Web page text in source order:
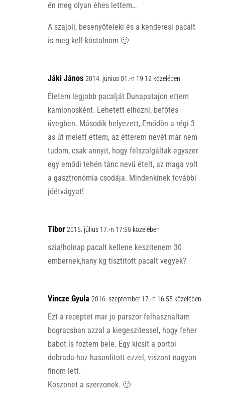
én meg olyan éhes lettem…
A szajoli, besenyőteleki és a kenderesi pacalt
is meg kell kóstolnom 🙂
Jáki János 2014. június 01.-n 19:12 közelében
Életem legjobb pacalját Dunapatajon ettem
kamionosként. Lehetett elhozni, befőtes
üvegben. Második helyezett, Emődön a régi 3
as út melett ettem, az étterem nevét már nem
tudom, csak annyit, hogy felszolgáltak egyszer
egy emődi tehén tánc nevü ételt, az maga volt
a gasztronómia csodája. Mindenkinek további
jóétvágyat!
Tibor 2015. július 17.-n 17:55 közelében
szia!holnap pacalt kellene keszitenem 30
embernek,hany kg tisztitott pacalt vegyek?
Vincze Gyula 2016. szeptember 17.-n 16:55 közelében
Ezt a receptet mar jo parszor felhasznaltam
bogracsban azzal a kiegeszitessel, hogy feher
babot is foztem bele. Egy kicsit a portoi
dobrada-hoz hasonlitott ezzel, viszont nagyon
finom lett.
Koszonet a szerzonek. 🙂